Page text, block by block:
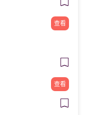
查看
查看